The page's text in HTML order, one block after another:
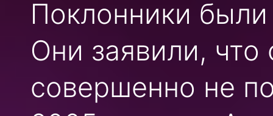
Поклонники
Они заявили,
совершенно не